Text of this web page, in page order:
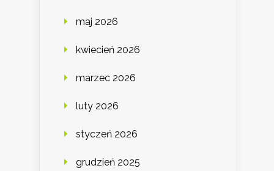
maj 2026
kwiecień 2026
marzec 2026
luty 2026
styczeń 2026
grudzień 2025